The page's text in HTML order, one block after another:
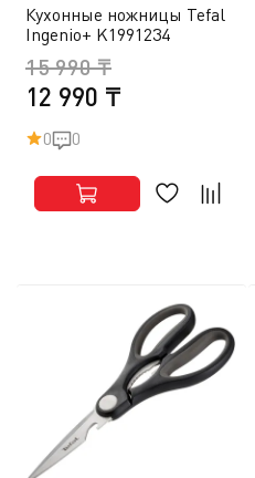
Кухонные ножницы Tefal
Ingenio+ K1991234
12 990 ₸
15 990 ₸
0 0